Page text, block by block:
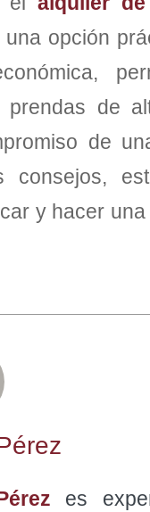
opción
prendas de
de
consejos,
y hacer
es